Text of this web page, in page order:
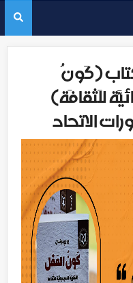
(كَونُ
للَثقافَة)
الاتحاد